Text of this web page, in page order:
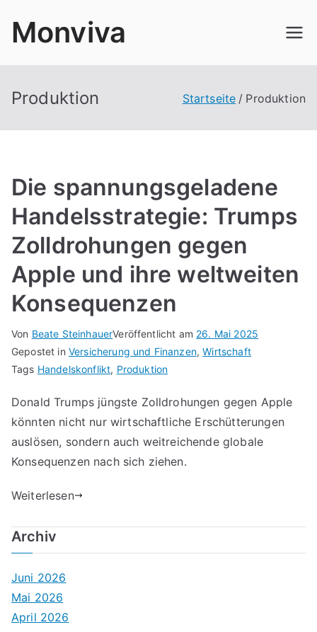
InhaltMonviva
Produktion Startseite Produktion
Die spannungsgeladene
Handelsstrategie: Trumps
Zolldrohungen gegen
Apple und ihre weltweiten
Konsequenzen
Von Beate SteinhauerVeröffentlicht am 26. Mai 2025
Gepostet in Versicherung und Finanzen,Wirtschaft
Tags Handelskonflikt, Produktion
Donald Trumps jüngste Zolldrohungen gegen Apple
könnten nicht nur wirtschaftliche Erschütterungen
auslösen, sondern auch weitreichende globale
Konsequenzen nach sich ziehen.
Weiterlesen
Archiv
Juni 2026
Mai 2026
April 2026